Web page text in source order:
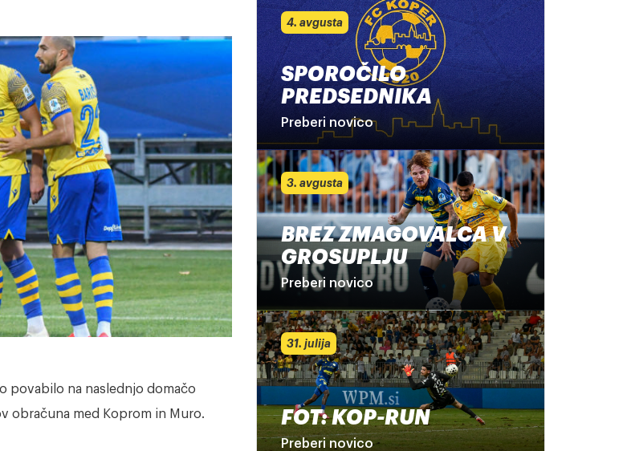
povabilo na naslednjo domačo
obračuna med Koprom in Muro.
4. avgusta
SPOROČILO
PREDSEDNIKA
Preberi novico
3. avgusta
BREZ ZMAGOVALCA V
GROSUPLJU
Preberi novico
31. julija
FOT: KOP-RUN
Preberi novico